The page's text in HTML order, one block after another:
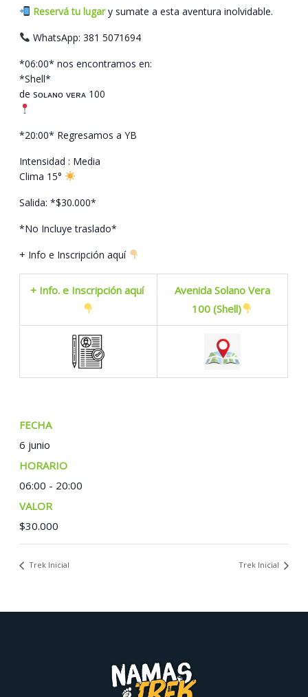
Reservá tu lugary sumate a esta aventura inolvidable.
WhatsApp: 381 5071694
*06:00* nos encontramos en:
*Shell*
de sᴏʟᴀɴᴏ ᴠᴇʀᴀ 100
*20:00* Regresamos a YB
Intensidad : Media
Clima 15°
Salida: *$30.000*
*No Incluye traslado*
+ Info e Inscripción aquí
+ Info. e Inscripción aquí
Avenida Solano Vera
100 (Shell)
FECHA:
6 junio
06:00 - 20:00
COSTO:
$30.000
Trek Inicial Trek Inicial